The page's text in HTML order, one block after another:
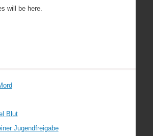
will be here.
Blut
Jugendfreigabe